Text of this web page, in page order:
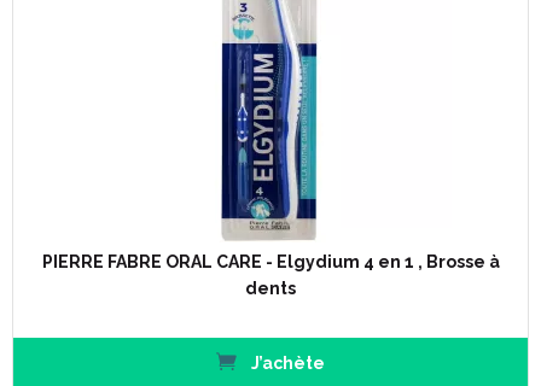
PIERRE FABRE ORAL CARE - Elgydium 4 en 1 , Brosse à
dents
J’achète